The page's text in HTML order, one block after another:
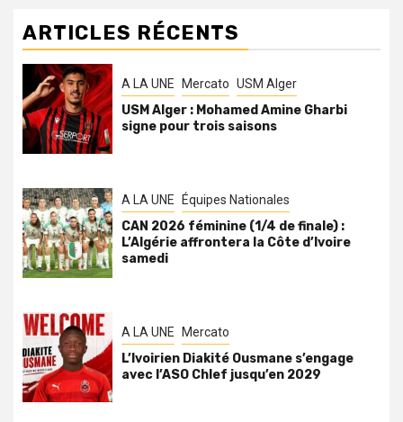
ARTICLES RÉCENTS
A LA UNE Mercato USM Alger
USM Alger : Mohamed Amine Gharbi
signe pour trois saisons
A LA UNE Équipes Nationales
CAN 2026 féminine (1/4 de finale) :
L’Algérie affrontera la Côte d’Ivoire
samedi
A LA UNE Mercato
L’Ivoirien Diakité Ousmane s’engage
avec l’ASO Chlef jusqu’en 2029